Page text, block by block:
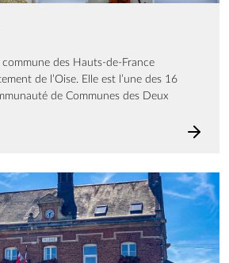
des Hauts-de-France
de l’Oise. Elle est l’une des 16
de Communes des Deux